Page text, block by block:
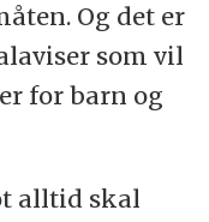
Og det er
som vil
for barn og
alltid skal